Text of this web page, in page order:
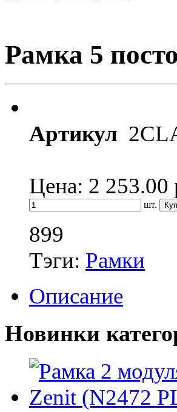
Рамка 5
Артикул
Цена: 2 253.00
шт.
899
Тэги: Рамки
Описание
Новинки